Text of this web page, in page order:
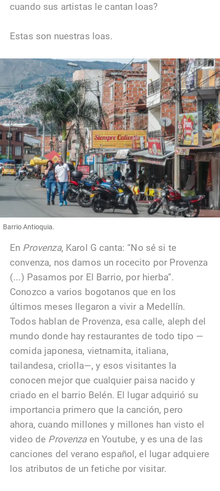
cuando sus artistas le cantan loas?
Estas son nuestras loas.
Barrio Antioquia.
En Provenza, Karol G canta: “No sé si te
convenza, nos damos un rocecito por Provenza
(...) Pasamos por El Barrio, por hierba”.
Conozco a varios bogotanos que en los
últimos meses llegaron a vivir a Medellín.
Todos hablan de Provenza, esa calle, aleph del
mundo donde hay restaurantes de todo tipo —
comida japonesa, vietnamita, italiana,
tailandesa, criolla—, y esos visitantes la
conocen mejor que cualquier paisa nacido y
criado en el barrio Belén. El lugar adquirió su
importancia primero que la canción, pero
ahora, cuando millones y millones han visto el
video de Provenzaen Youtube, y es una de las
canciones del verano español, el lugar adquiere
los atributos de un fetiche por visitar.